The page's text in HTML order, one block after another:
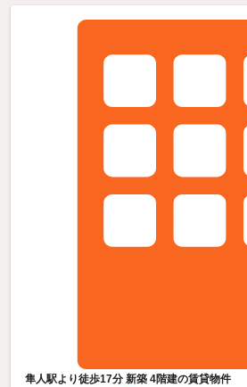
隼人駅より徒歩17分 新築 4階建の賃貸物件